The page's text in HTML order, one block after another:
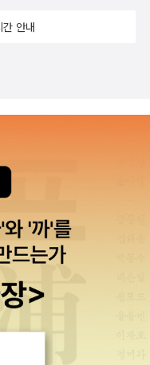
않아 그 당시에 쓴 리뷰
었다. 역시 시간을 내서
자양분이 된 콩고 여행
롭게 보이는 것 같은 느낌
라는 이유로 자신들의 아
콩고 강을 항해하면서
의 관심은 상아였고, 그
안내